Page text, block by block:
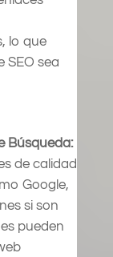
lo que
SEO sea
Búsqueda:
de calidad
Google,
si son
pueden